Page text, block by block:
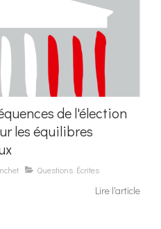
de l'élection
les équilibres
Questions Écrites
Lire l'article